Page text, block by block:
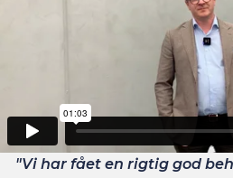
"Vi har fået en rigtig god